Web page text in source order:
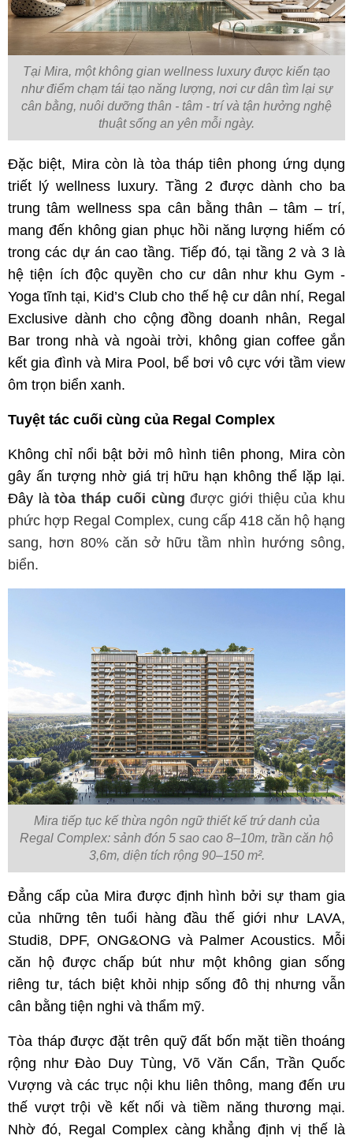
Tại Mira, một không gian wellness luxury được kiến tạo
như điểm chạm tái tạo năng lượng, nơi cư dân tìm lại sự
cân bằng, nuôi dưỡng thân - tâm - trí và tận hưởng nghệ
thuật sống an yên mỗi ngày.
Đặc biệt, Mira còn là tòa tháp tiên phong ứng dụng
triết lý wellness luxury. Tầng 2 được dành cho ba
trung tâm wellness spa cân bằng thân – tâm – trí,
mang đến không gian phục hồi năng lượng hiếm có
trong các dự án cao tầng. Tiếp đó, tại tầng 2 và 3 là
hệ tiện ích độc quyền cho cư dân như khu Gym -
Yoga tĩnh tại, Kid’s Club cho thế hệ cư dân nhí, Regal
Exclusive dành cho cộng đồng doanh nhân, Regal
Bar trong nhà và ngoài trời, không gian coffee gắn
kết gia đình và Mira Pool, bể bơi vô cực với tầm view
ôm trọn biển xanh.
Tuyệt tác cuối cùng của Regal Complex
Không chỉ nổi bật bởi mô hình tiên phong, Mira còn
gây ấn tượng nhờ giá trị hữu hạn không thể lặp lại.
Đây là tòa tháp cuối cùng được giới thiệu của khu
phức hợp Regal Complex, cung cấp 418 căn hộ hạng
sang, hơn 80% căn sở hữu tầm nhìn hướng sông,
biển.
Mira tiếp tục kế thừa ngôn ngữ thiết kế trứ danh của
Regal Complex: sảnh đón 5 sao cao 8–10m, trần căn hộ
3,6m, diện tích rộng 90–150 m².
Đẳng cấp của Mira được định hình bởi sự tham gia
của những tên tuổi hàng đầu thế giới như LAVA,
Studi8, DPF, ONG&ONG và Palmer Acoustics. Mỗi
căn hộ được chấp bút như một không gian sống
riêng tư, tách biệt khỏi nhịp sống đô thị nhưng vẫn
cân bằng tiện nghi và thẩm mỹ.
Tòa tháp được đặt trên quỹ đất bốn mặt tiền thoáng
rộng như Đào Duy Tùng, Võ Văn Cẩn, Trần Quốc
Vượng và các trục nội khu liên thông, mang đến ưu
thế vượt trội về kết nối và tiềm năng thương mại.
Nhờ đó, Regal Complex càng khẳng định vị thế là